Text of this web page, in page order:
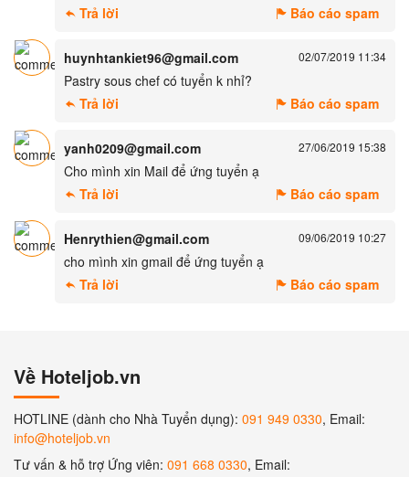
Trả lời
Báo cáo spam
huynhtankiet96@gmail.com 02/07/2019 11:34
Pastry sous chef có tuyển k nhỉ?
Trả lời
Báo cáo spam
yanh0209@gmail.com 27/06/2019 15:38
Cho mình xin Mail để ứng tuyển ạ
Trả lời
Báo cáo spam
Henrythien@gmail.com 09/06/2019 10:27
cho mình xin gmail để ứng tuyển ạ
Trả lời
Báo cáo spam
Về Hoteljob.vn
HOTLINE (dành cho Nhà Tuyển dụng): 091 949 0330, Email:
info@hoteljob.vn
Tư vấn & hỗ trợ Ứng viên: 091 668 0330, Email: